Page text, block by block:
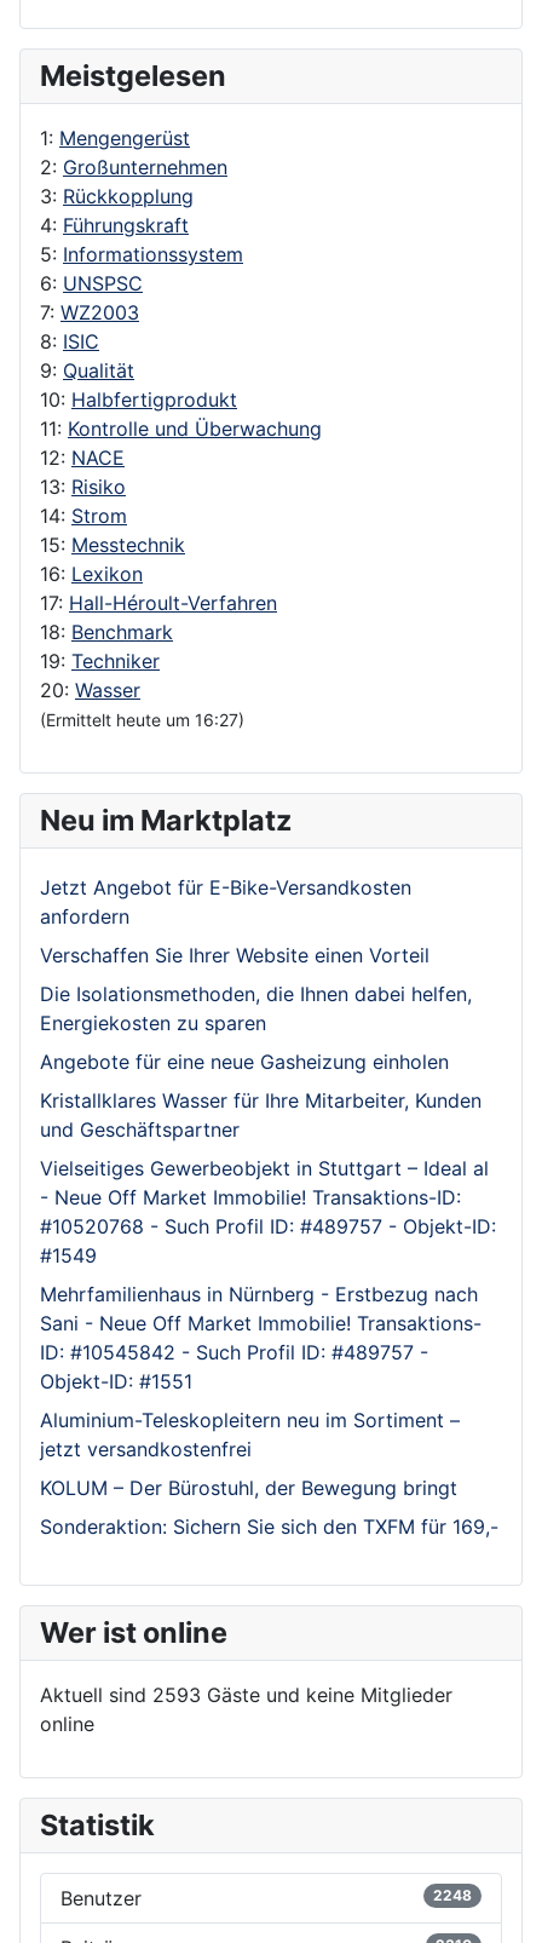
Meistgelesen
1: Mengengerüst
2: Großunternehmen
3: Rückkopplung
4: Führungskraft
5: Informationssystem
6: UNSPSC
7: WZ2003
8: ISIC
9: Qualität
10: Halbfertigprodukt
11: Kontrolle und Überwachung
12: NACE
13: Risiko
14: Strom
15: Messtechnik
16: Lexikon
17: Hall-Héroult-Verfahren
18: Benchmark
19: Techniker
20: Wasser
(Ermittelt heute um 16:27)
Neu im Marktplatz
Jetzt Angebot für E-Bike-Versandkosten
anfordern
Verschaffen Sie Ihrer Website einen Vorteil
Die Isolationsmethoden, die Ihnen dabei helfen,
Energiekosten zu sparen
Angebote für eine neue Gasheizung einholen
Kristallklares Wasser für Ihre Mitarbeiter, Kunden
und Geschäftspartner
Vielseitiges Gewerbeobjekt in Stuttgart – Ideal al
- Neue Off Market Immobilie! Transaktions-ID:
#10520768 - Such Profil ID: #489757 - Objekt-ID:
#1549
Mehrfamilienhaus in Nürnberg - Erstbezug nach
Sani - Neue Off Market Immobilie! Transaktions-
ID: #10545842 - Such Profil ID: #489757 -
Objekt-ID: #1551
Aluminium-Teleskopleitern neu im Sortiment –
jetzt versandkostenfrei
KOLUM – Der Bürostuhl, der Bewegung bringt
Sonderaktion: Sichern Sie sich den TXFM für 169,-
Wer ist online
Aktuell sind 2593 Gäste und keine Mitglieder
online
Statistik
Benutzer 2248